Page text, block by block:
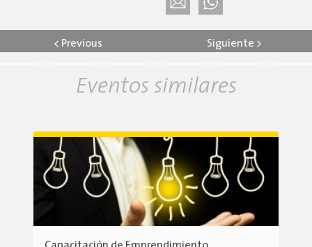
< Previous Siguiente >
Eventos similares